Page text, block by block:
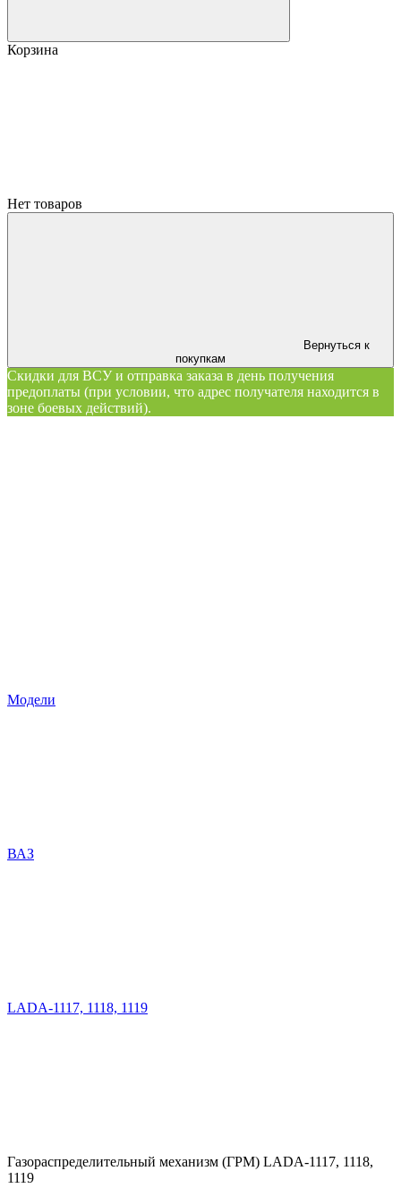
Корзина
Нет товаров
Вернуться к
покупкам
Скидки для ВСУ и отправка заказа в день получения
предоплаты (при условии, что адрес получателя находится в
зоне боевых действий).
Модели
ВАЗ
LADA-1117, 1118, 1119
Газораспределительный механизм (ГРМ) LADA-1117, 1118,
1119